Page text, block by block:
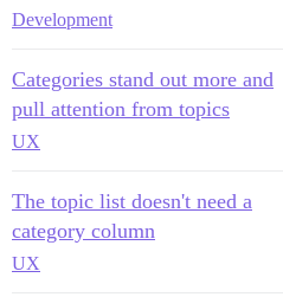
Development
Categories stand out more and
pull attention from topics
UX
The topic list doesn't need a
category column
UX